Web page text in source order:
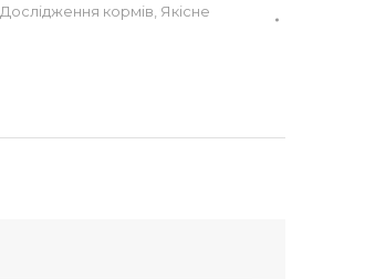
Дослідження кормів Якісне